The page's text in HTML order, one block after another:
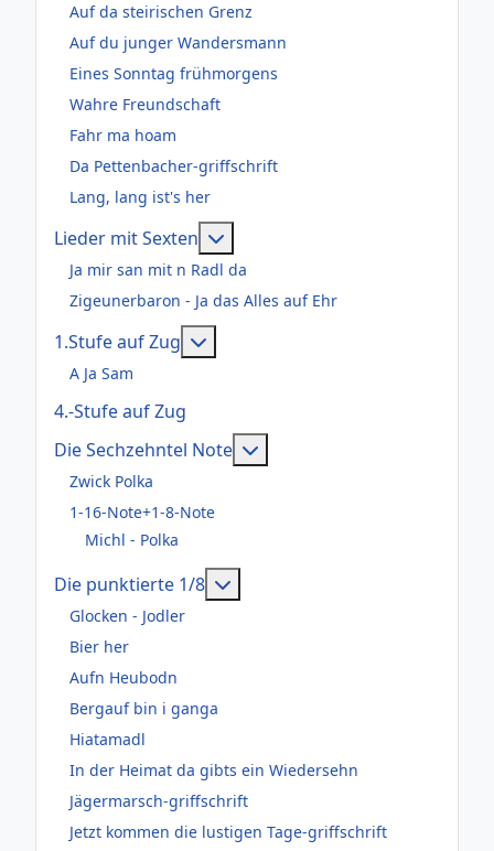
Auf da steirischen Grenz
Auf du junger Wandersmann
Eines Sonntag frühmorgens
Wahre Freundschaft
Fahr ma hoam
Da Pettenbacher-griffschrift
Lang, lang ist's her
Lieder mit Sexten
Ja mir san mit n Radl da
Zigeunerbaron - Ja das Alles auf Ehr
1.Stufe auf Zug
A Ja Sam
4.-Stufe auf Zug
Die Sechzehntel Note
Zwick Polka
1-16-Note+1-8-Note
Michl - Polka
Die punktierte 1/8
Glocken - Jodler
Bier her
Aufn Heubodn
Bergauf bin i ganga
Hiatamadl
In der Heimat da gibts ein Wiedersehn
Jägermarsch-griffschrift
Jetzt kommen die lustigen Tage-griffschrift